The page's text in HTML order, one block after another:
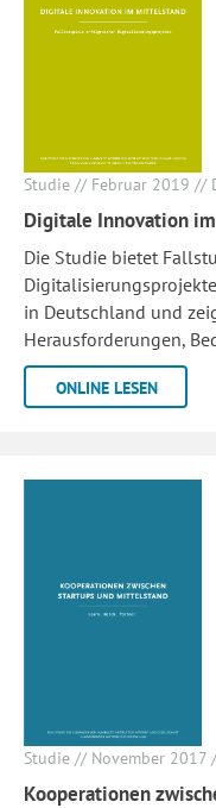
Studie // Februar 2019 //
Digitale Innovation
Die Studie bietet
in Deutschland und
Herausforderungen,
ONLINE LESEN
Studie // November 2017
Kooperationen